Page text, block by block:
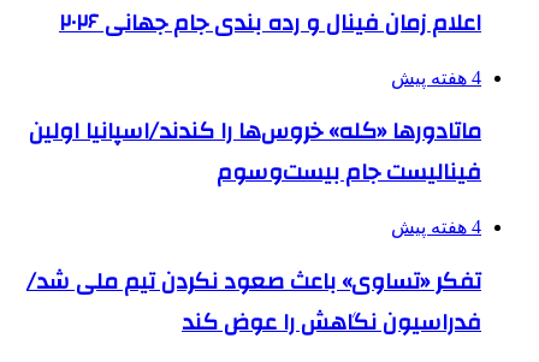
اعلام زمان فینال و رده بندی جام جهانی ۲۰۲۶
4 هفته پیش
ماتادورها «کله» خروس‌ها را کندند/اسپانیا اولین
فینالیست جام بیست‌وسوم
4 هفته پیش
تفکر «تساوی» باعث صعود نکردن تیم ملی شد/
فدراسیون نگاهش را عوض کند